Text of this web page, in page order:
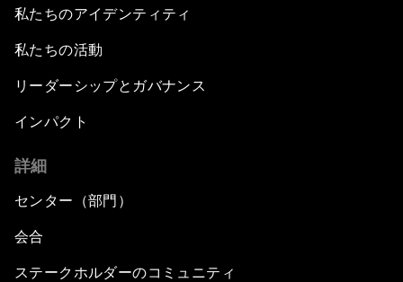
私たちのアイデンティティ
私たちの活動
リーダーシップとガバナンス
インパクト
詳細
センター（部門）
会合
ステークホルダーのコミュニティ